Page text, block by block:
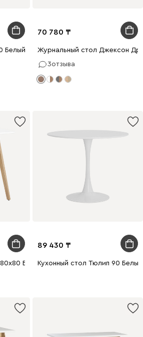
Белый/Натуральный
70 780
Журнальный стол Джексон
3отзыва
80х80 Белый/Натуральный
89 430
Кухонный стол Тюлип 90 Белый